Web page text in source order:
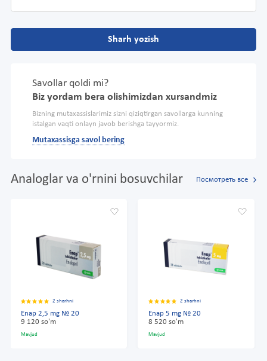
Sharh yozish
Savollar qoldi mi?
Biz yordam bera olishimizdan xursandmiz
Bizning mutaxassislarimiz sizni qiziqtirgan savollarga kunning
istalgan vaqti onlayn javob berishga tayyormiz.
Mutaxassisga savol bering
Analoglar va o'rnini bosuvchilar Посмотреть все
2 sharhni
Enap 2,5 mg № 20
9 120 so'm
Mavjud
2 sharhni
Enap 5 mg № 20
8 520 so'm
Mavjud